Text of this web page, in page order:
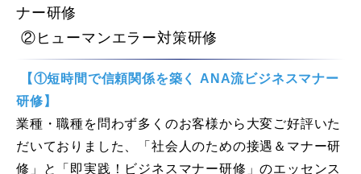
ナー研修
②ヒューマンエラー対策研修
【①短時間で信頼関係を築く ANA流ビジネスマナー
研修】
業種・職種を問わず多くのお客様から大変ご好評いた
だいておりました、「社会人のための接遇＆マナー研
修」と「即実践！ビジネスマナー研修」のエッセンス